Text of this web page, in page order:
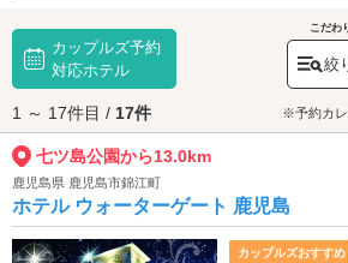
見頃は3月下旬から4月上旬。桜を眺めながらお
う。
七ツ島公園へは、
平川動物公園・七ツ島公園エリ
クセスが便利です。
カップルズ予約
対応ホテル
こだわ
絞
1 ～ 17件目 / 17件 ※予約カレ
七ツ島公園から13.0km
鹿児島県 鹿児島市錦江町
ホテル ウォーターゲート 鹿児島
カップルズおすすめ